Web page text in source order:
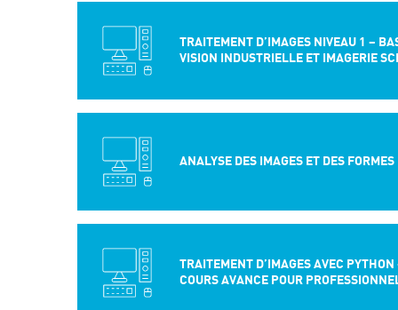
TRAITEMENT D’IMAGES NIVEAU 1 –
VISION INDUSTRIELLE ET IMAGERIE
ANALYSE DES IMAGES ET DES FORMES
TRAITEMENT D’IMAGES AVEC
COURS AVANCE POUR